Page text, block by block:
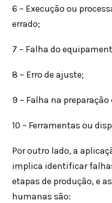
6 – Execução ou
errado;
7 – Falha do
8 – Erro de ajuste;
9 – Falha na
10 – Ferramentas ou
Por outro lado, a
implica identificar
etapas de produção, e
humanas são: